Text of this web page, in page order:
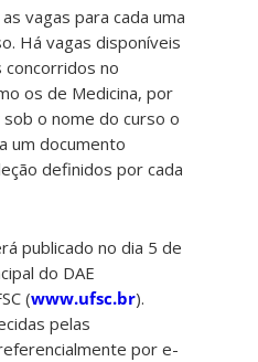
vagas para cada uma
Há vagas disponíveis
concorridos no
os de Medicina, por
o nome do curso o
um documento
definidos por cada
publicado no dia 5 de
do DAE
(www.ufsc.br).
pelas
por e-